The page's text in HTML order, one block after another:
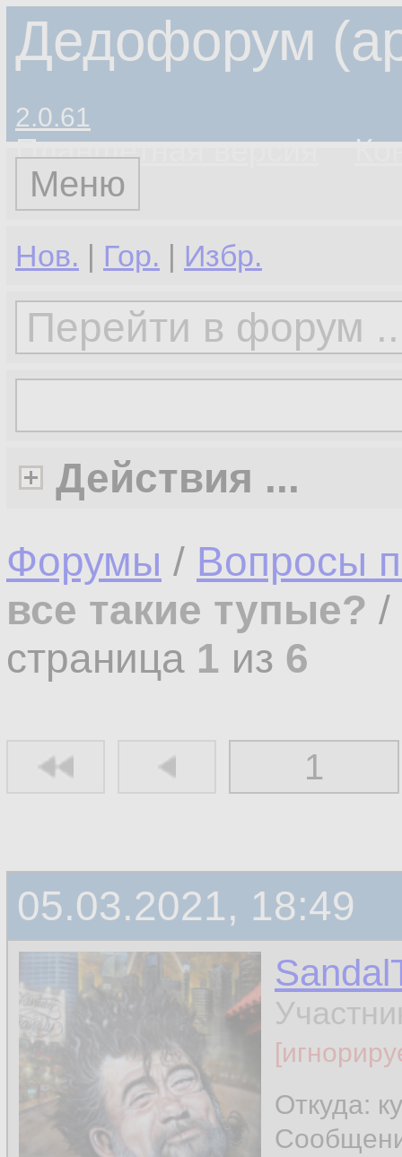
Дедофорум
2.0.61
Планшетная версия
Меню
Нов. | Гор. | Избр.
Действия ...
Форумы / Вопросы
все такие тупые? /
страница 1 из 6
1
05.03.2021, 18:49
Откуда: